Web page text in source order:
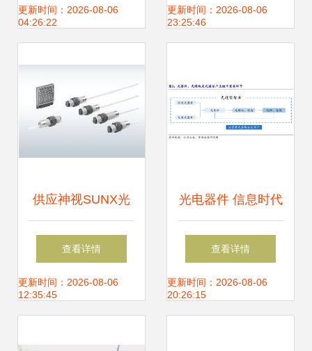
关键作用与供应趋
更新时间：2026-08-06
04:26:22
传感器
更新时间：2026-08-06
23:25:46
供应神视SUNX光
电开关CY-17A,CY-
29_电子元器件_世
查看详情
更新时间：2026-08-06
12:35:45
光电器件 信息时代
的“光之触手”——
定义、种类与产业
查看详情
更新时间：2026-08-06
20:26:15